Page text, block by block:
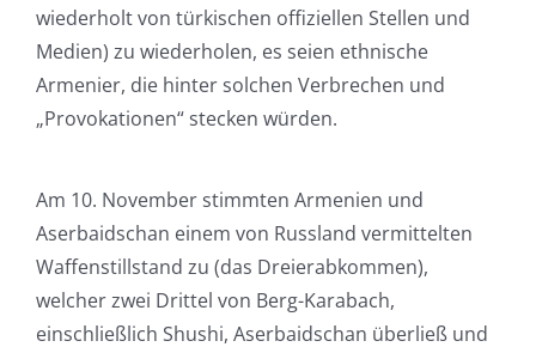
wiederholt von türkischen offiziellen Stellen und
Medien) zu wiederholen, es seien ethnische
Armenier, die hinter solchen Verbrechen und
„Provokationen“ stecken würden.
Am 10. November stimmten Armenien und
Aserbaidschan einem von Russland vermittelten
Waffenstillstand zu (das Dreierabkommen),
welcher zwei Drittel von Berg-Karabach,
einschließlich Shushi, Aserbaidschan überließ und